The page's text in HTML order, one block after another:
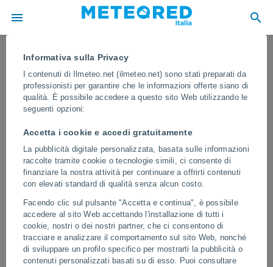
Informativa sulla Privacy
I contenuti di Ilmeteo.net (ilmeteo.net) sono stati preparati da
professionisti per garantire che le informazioni offerte siano di
qualità. È possibile accedere a questo sito Web utilizzando le
seguenti opzioni:
Accetta i cookie e accedi gratuitamente
La pubblicità digitale personalizzata, basata sulle informazioni
raccolte tramite cookie o tecnologie simili, ci consente di
finanziare la nostra attività per continuare a offrirti contenuti
con elevati standard di qualità senza alcun costo.
Facendo clic sul pulsante "Accetta e continua", è possibile
accedere al sito Web accettando l'installazione di tutti i
cookie, nostri o dei nostri partner, che ci consentono di
tracciare e analizzare il comportamento sul sito Web, nonché
di sviluppare un profilo specifico per mostrarti la pubblicità o
contenuti personalizzati basati su di esso. Puoi consultare
Un downburst impressionante a San
Antonio de Prado, in Colombia! Il
fenomeno ha portato piogge
torrenziali e venti da uragano nella
zona